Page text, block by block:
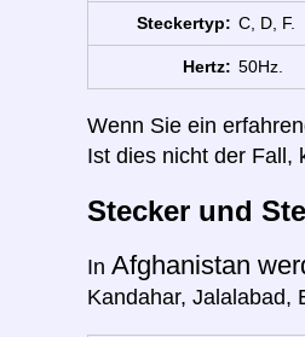
Steckertyp: C, D, F.
Hertz: 50Hz.
Wenn Sie ein
Ist dies nicht der Fall,
Stecker und
In Afghanistan
Kandahar, Jalalabad,